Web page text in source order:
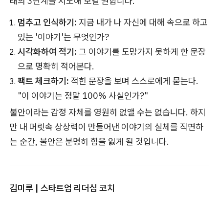
멈추고 인식하기: 지금 내가 나 자신에 대해 속으로 하고
있는 '이야기'는 무엇인가?
시각화하여 적기: 그 이야기를 도망가지 못하게 한 문장
으로 명확히 적어본다.
팩트 체크하기: 적힌 문장을 보며 스스로에게 묻는다.
"이 이야기는 정말 100% 사실인가?"
불안이라는 감정 자체를 영원히 없앨 수는 없습니다. 하지
만 내 머릿속 상상력이 만들어낸 이야기의 실체를 직면하
는 순간, 불안은 분명히 힘을 잃게 될 것입니다.
김미루 | 스타트업 리더십 코치